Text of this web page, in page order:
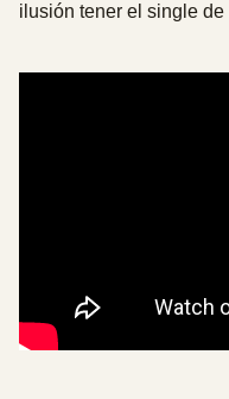
ilusión tener el single